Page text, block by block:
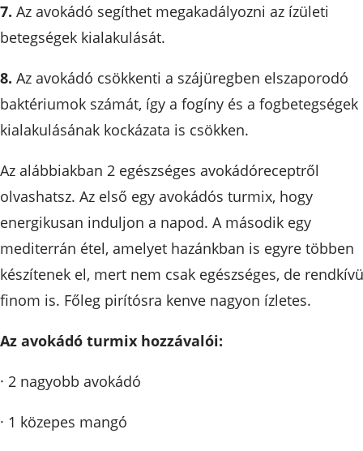
7. Az avokádó segíthet megakadályozni az ízületi
betegségek kialakulását.
8. Az avokádó csökkenti a szájüregben elszaporodó
baktériumok számát, így a fogíny és a fogbetegségek
kialakulásának kockázata is csökken.
Az alábbiakban 2 egészséges avokádóreceptről
olvashatsz. Az első egy avokádós turmix, hogy
energikusan induljon a napod. A második egy
mediterrán étel, amelyet hazánkban is egyre többen
készítenek el, mert nem csak egészséges, de
finom is. Főleg pirítósra kenve nagyon ízletes.
Az avokádó turmix hozzávalói:
· 2 nagyobb avokádó
· 1 közepes mangó